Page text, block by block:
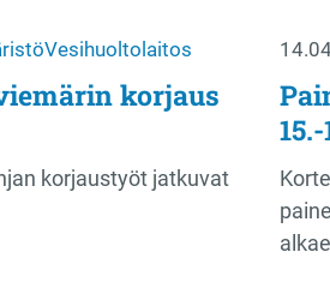
Vesihuoltolaitos
korjaus
korjaustyöt jatkuvat